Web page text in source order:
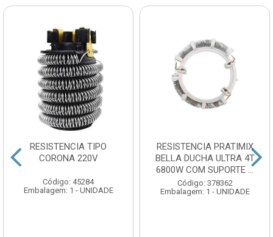
RESISTENCIA TIPO
CORONA 220V
Código: 45284
Embalagem: 1 - UNIDADE
RESISTENCIA PRATIMIX
BELLA DUCHA ULTRA 4T
6800W COM SUPORTE ...
Código: 378362
Embalagem: 1 - UNIDADE